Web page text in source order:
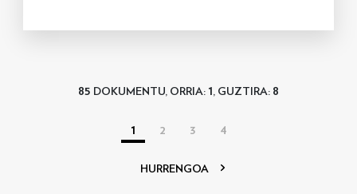
85 DOKUMENTU, ORRIA: 1, GUZTIRA: 8
1 2 3 4
HURRENGOA